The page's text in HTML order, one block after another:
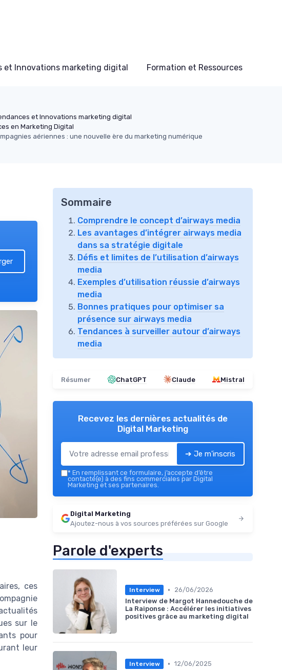
et Innovations marketing digital Formation et Ressources
et Innovations marketing digital
en Marketing Digital
aériennes : une nouvelle ère du marketing numérique
ces
sur le
pour
leur
Sommaire
Comprendre le concept d’airways media
Les avantages d’intégrer airways media
dans sa stratégie digitale
Défis et limites de l’utilisation d’airways
media
Exemples d’utilisation réussie d’airways
media
Bonnes pratiques pour optimiser sa
présence sur airways media
Tendances à surveiller autour d’airways
media
Résumer ChatGPT Claude Mistral
Recevez les dernières actualités de
Digital Marketing
➔ Je m'inscris
* En remplissant ce formulaire, j’accepte d’être
contacté(e) à des fins commerciales par Digital
Marketing et ses partenaires.
Digital Marketing
Ajoutez-nous à vos sources préférées sur Google
Parole d'experts
Interview •
26/06/2026
Interview de Margot Hannedouche de
La Raiponse : Accélérer les initiatives
positives grâce au marketing digital
Interview • 12/06/2025